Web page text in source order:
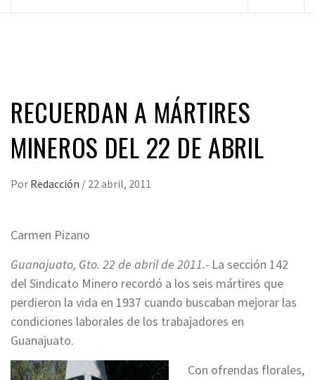
RECUERDAN A MÁRTIRES
MINEROS DEL 22 DE ABRIL
Por Redacción / 22 abril, 2011
Carmen Pizano
Guanajuato, Gto. 22 de abril de 2011.- La sección 142
del Sindicato Minero recordó a los seis mártires que
perdieron la vida en 1937 cuando buscaban mejorar las
condiciones laborales de los trabajadores en
Guanajuato.
Con ofrendas florales,